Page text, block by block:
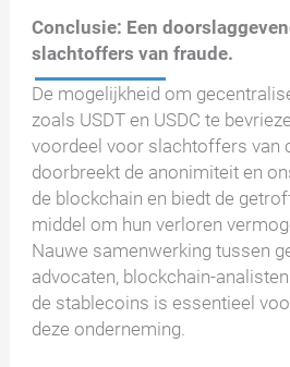
Conclusie: Een
slachtoffers van fraude.
De mogelijkheid om
zoals USDT en USDC te
voordeel voor slachtoffers van
doorbreekt de anonimiteit en
de blockchain en biedt de
middel om hun verloren
Nauwe samenwerking tussen
advocaten, blockchain-
de stablecoins is essentieel
deze onderneming.